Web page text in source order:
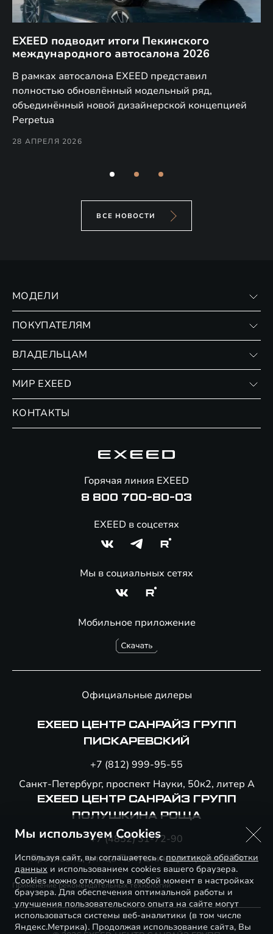
EXEED подводит итоги Пекинского
международного автосалона 2026
В рамках автосалона EXEED представил
полностью обновлённый модельный ряд,
объединённый новой дизайнерской концепцией
Perpetua
28 АПРЕЛЯ 2026
ВСЕ НОВОСТИ
МОДЕЛИ
ПОКУПАТЕЛЯМ
Страхование
ВЛАДЕЛЬЦАМ
Сервис
Помощь на дорогах
МИР EXEED
КОНТАКТЫ
Мобильное приложение
Горячая линия EXEED
8 800 700-80-03
EXEED в соцсетях
Мы в социальных сетях
Официальные дилеры
EXEED ЦЕНТР САНРАЙЗ ГРУПП
ПИСКАРЕВСКИЙ
+7 (812) 999-95-55
Санкт-Петербург, проспект Науки, 50к2, литер А
EXEED ЦЕНТР САНРАЙЗ ГРУПП
ПОЛУШКИНА РОЩА
+7 (4852) 31-72-90
Ярославль, улица Полушкина роща, вл. 23А
Применение рекомендательных технологий
Мы используем Cookies
Используя сайт, вы соглашаетесь сполитикой обработки
данных и использованием cookies вашего браузера.
Cookies можно отключить в любой момент в настройках
браузера. Для обеспечения оптимальной работы и
улучшения пользовательского опыта на сайте могут
использоваться системы веб-аналитики (в том числе
Яндекс.Метрика). Продолжая использование сайта, Вы